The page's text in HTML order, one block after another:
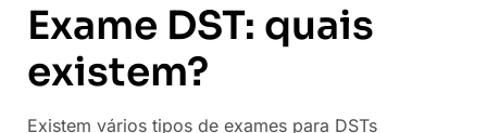
Exame DST: quais
existem?
Existem vários tipos de exames para DSTs